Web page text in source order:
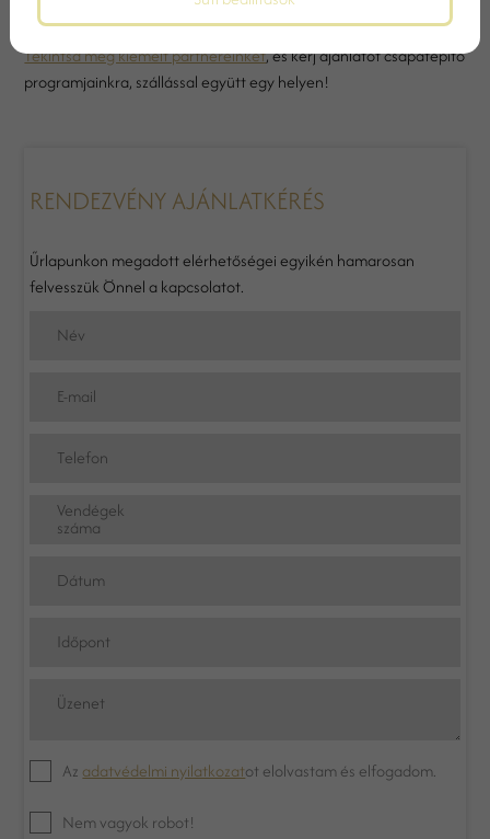
Tekintsd meg kiemelt partnereinket, és kérj ajánlatot csapatépítő
programjainkra, szállással együtt egy helyen!
RENDEZVÉNY AJÁNLATKÉRÉS
Űrlapunkon megadott elérhetőségei egyikén hamarosan
felvesszük Önnel a kapcsolatot.
Név
E-mail
Telefon
Vendégek
száma
Dátum
Időpont
Üzenet
Az adatvédelmi nyilatkozatot elolvastam és elfogadom.
Nem vagyok robot!